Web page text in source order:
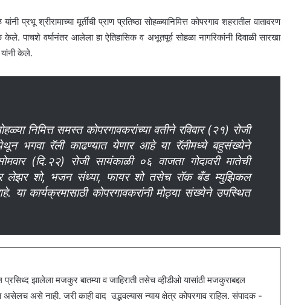
प्रभू श्रीरामाच्या मूर्तीची प्राण प्रतिष्ठा सोहळ्यानिमित्त कोपरगाव शहरातील वातावरण
वर्षानंतर आलेला हा ऐतिहासिक व अभूतपूर्व सोहळा नागरिकांनी दिवाळी सारखा
केले.
निमित्त समस्त कोपरगावकरांच्या वतीने रविवार (२१) रोजी
भगवा रॅली काढण्यात येणार आहे या रॅलीमध्ये बहुसंख्येने
(दि.२२) रोजी सायंकाळी ०६ वाजता गोदावरी मातेची
लेझर शो, भजन संध्या, फायर शो तसेच रॉक बँड म्युझिकल
कार्यक्रमासाठी कोपरगावकरांनी मोठ्या संख्येने उपस्थित
झालेला मजकुर बातम्या व जाहिराती तसेच व्हीडीओ यासांठी मजकुराबद्दल
असे नाही. जरी काही वाद उद्भवल्यास न्याय क्षेत्र कोपरगाव राहिल. संपादक -